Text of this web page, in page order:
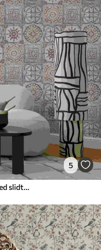
5
Gamle stenmosaikmedaljoner med slidte detaljer